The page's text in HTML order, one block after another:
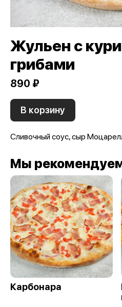
Жульен с
грибами
890 ₽
В корзину
Сливочный соус, сыр
Мы
Карбонара